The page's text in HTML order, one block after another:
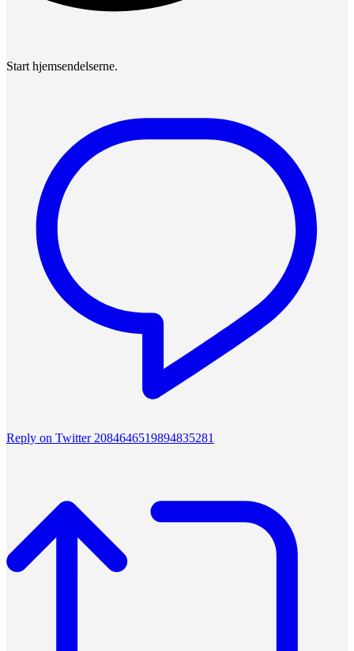
Start hjemsendelserne.
Reply on Twitter 2084646519894835281